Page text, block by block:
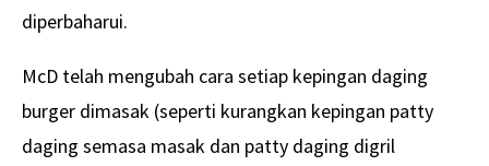
diperbaharui.
McD telah mengubah cara setiap kepingan daging
burger dimasak (seperti kurangkan kepingan patty
daging semasa masak dan patty daging digril